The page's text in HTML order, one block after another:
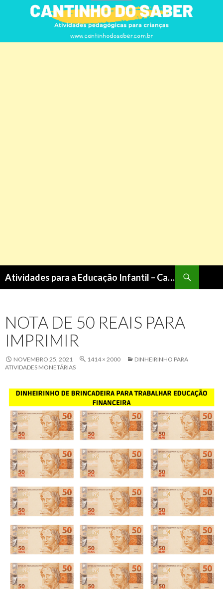
Atividades para a Educação Infantil – Cantinho do Saber
CONTEÚDO
NOTA DE 50 REAIS PARA
IMPRIMIR
NOVEMBRO 25, 2021 1414 × 2000
DINHEIRINHO PARA
ATIVIDADES MONETÁRIAS